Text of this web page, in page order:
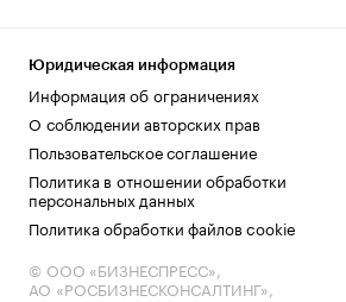
Юридическая информация
Информация об ограничениях
О соблюдении авторских прав
Пользовательское соглашение
Политика в отношении обработки
персональных данных
Политика обработки файлов cookie
© ООО «БИЗНЕСПРЕСС»,
АО «РОСБИЗНЕСКОНСАЛТИНГ»,